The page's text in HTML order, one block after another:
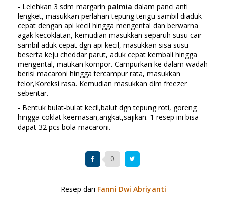
- Lelehkan 3 sdm margarin palmia dalam panci anti
lengket, masukkan perlahan tepung terigu sambil diaduk
cepat dengan api kecil hingga mengental dan berwarna
agak kecoklatan, kemudian masukkan separuh susu cair
sambil aduk cepat dgn api kecil, masukkan sisa susu
beserta keju cheddar parut, aduk cepat kembali hingga
mengental, matikan kompor. Campurkan ke dalam wadah
berisi macaroni hingga tercampur rata, masukkan
telor,Koreksi rasa. Kemudian masukkan dlm freezer
sebentar.
- Bentuk bulat-bulat kecil,balut dgn tepung roti, goreng
hingga coklat keemasan,angkat,sajikan. 1 resep ini bisa
dapat 32 pcs bola macaroni.
0
Resep dari Fanni Dwi Abriyanti